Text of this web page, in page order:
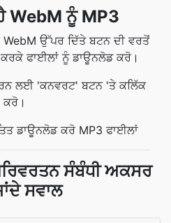
WebM ਨੂੰ MP3
ਉੱਪਰ ਦਿੱਤੇ ਬਟਨ ਦੀ ਵਰਤੋਂ
ਫਾਈਲਾਂ ਨੂੰ ਡਾਊਨਲੋਡ ਕਰੋ।
ਲਈ 'ਕਨਵਰਟ' ਬਟਨ 'ਤੇ ਕਲਿੱਕ
ਕਰੋ।
ਡਾਊਨਲੋਡ ਕਰੋ MP3 ਫਾਈਲਾਂ
ਸੰਬੰਧੀ ਅਕਸਰ
ਸਵਾਲ